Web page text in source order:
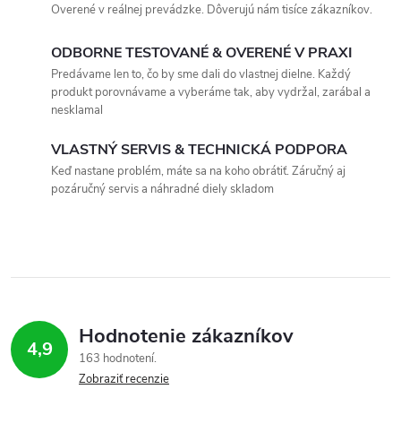
Overené v reálnej prevádzke. Dôverujú nám tisíce zákazníkov.
ODBORNE TESTOVANÉ & OVERENÉ V PRAXI
Predávame len to, čo by sme dali do vlastnej dielne. Každý
produkt porovnávame a vyberáme tak, aby vydržal, zarábal a
nesklamal
VLASTNÝ SERVIS & TECHNICKÁ PODPORA
Keď nastane problém, máte sa na koho obrátiť. Záručný aj
pozáručný servis a náhradné diely skladom
4,9 Hodnotenie zákazníkov
163 hodnotení
Zobraziť recenzie